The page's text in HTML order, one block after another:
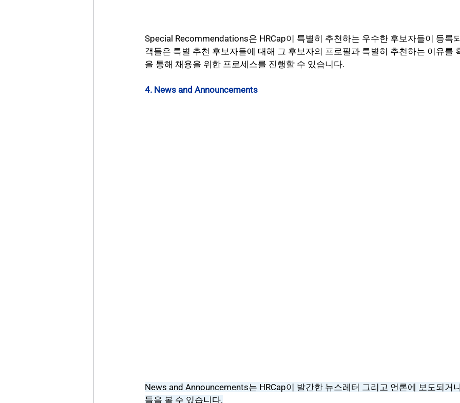
Special Recommendations은 HRCap이 특별히 추천하는 우수한 후보자들이 등록
객들은 특별 추천 후보자들에 대해 그 후보자의 프로필과 특별히 추천하는 이유를
을 통해 채용을 위한 프로세스를 진행할 수 있습니다.
4. News and Announcements
News and Announcements는 HRCap이 발간한 뉴스레터 그리고 언론에 보도되거
들을 볼 수 있습니다.